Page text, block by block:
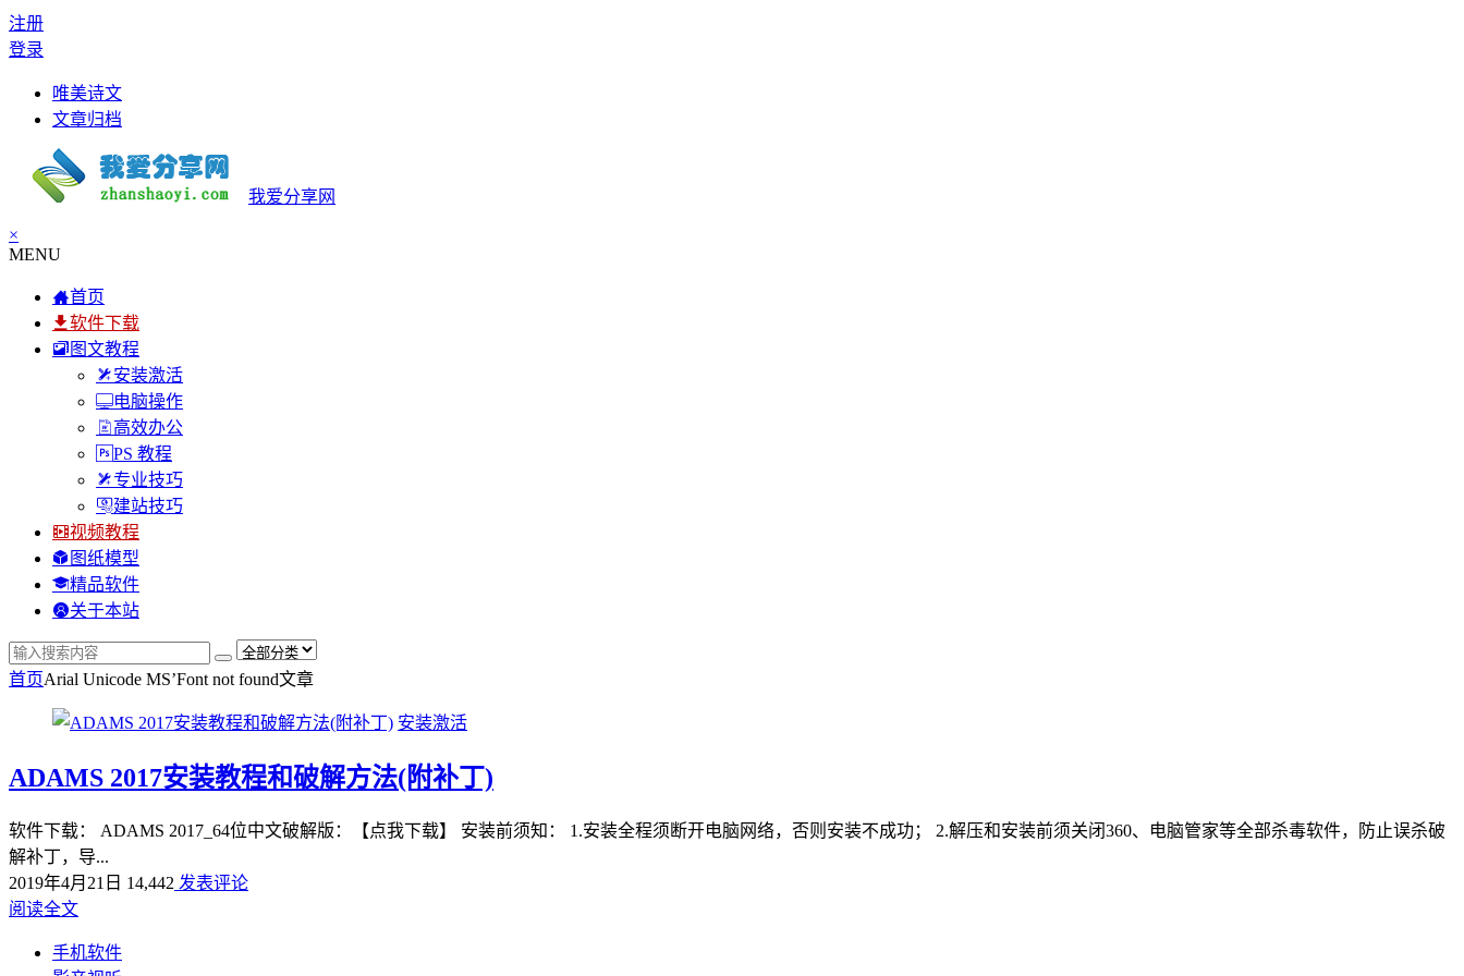
注册
登录
唯美诗文
文章归档
我爱分享网
×
MENU
首页
软件下载
图文教程
安装激活
电脑操作
高效办公
PS 教程
专业技巧
建站技巧
视频教程
图纸模型
精品软件
关于本站
首页Arial Unicode MS’Font not found文章
安装激活
ADAMS 2017安装教程和破解方法(附补丁)
软件下载： ADAMS 2017_64位中文破解版：【点我下载】 安装前须知： 1.安装全程须断开电脑网络，否则安装不成功； 2.解压和安装前须关闭360、电脑管家等全部杀毒软件，防止误杀破
解补丁，导...
2019年4月21日 14,442 发表评论
阅读全文
手机软件